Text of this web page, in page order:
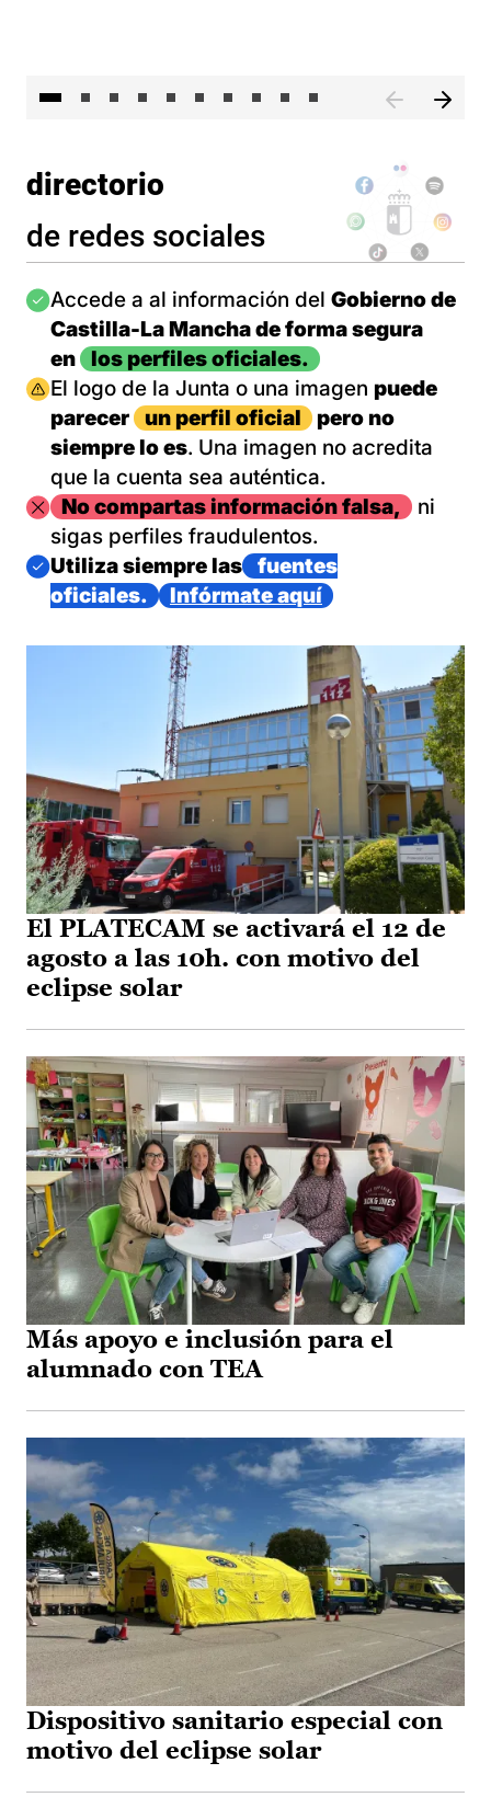
directorio
de redes sociales
Imagen
Accede a al información del Gobierno de
Castilla-La Mancha de forma segura
en
los perfiles oficiales.
Imagen
El logo de la Junta o una imagen puede
parecer
un perfil oficial
pero no
siempre lo es. Una imagen no acredita
que la cuenta sea auténtica.
ImagenNo compartas información falsa,
ni
sigas perfiles fraudulentos.
Imagen
Utiliza siempre las
fuentes
oficiales.
Infórmate aquí
El PLATECAM se activará el 12 de
agosto a las 10h. con motivo del
eclipse solar
Más apoyo e inclusión para el
alumnado con TEA
Dispositivo sanitario especial con
motivo del eclipse solar